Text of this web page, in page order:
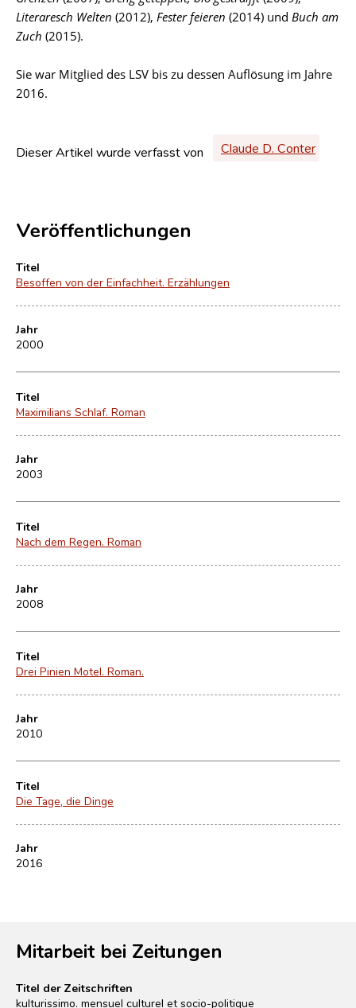
Literaresch Welten (2012), Fester feieren (2014) und Buch am
Zuch (2015).
Sie war Mitglied des LSV bis zu dessen Auflösung im Jahre
2016.
Dieser Artikel wurde verfasst von Claude D. Conter
Veröffentlichungen
Titel
Besoffen von der Einfachheit. Erzählungen
Jahr
2000
Titel
Maximilians Schlaf. Roman
Jahr
2003
Titel
Nach dem Regen. Roman
Jahr
2008
Titel
Drei Pinien Motel. Roman.
Jahr
2010
Titel
Die Tage, die Dinge
Jahr
2016
Mitarbeit bei Zeitungen
Titel der Zeitschriften
kulturissimo. mensuel culturel et socio-politique